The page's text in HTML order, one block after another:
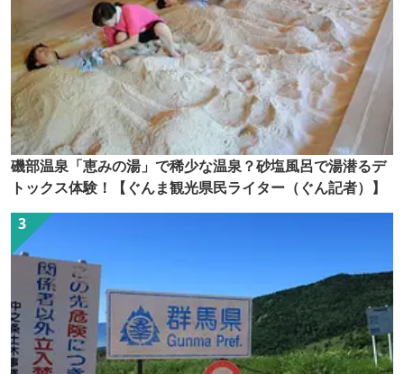
磯部温泉「恵みの湯」で稀少な温泉？砂塩風呂で湯潜るデ
トックス体験！【ぐんま観光県民ライター（ぐん記者）】